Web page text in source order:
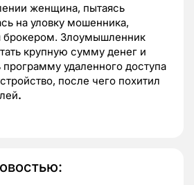
женщина, пытаясь
на уловку мошенника,
брокером. Злоумышленник
крупную сумму денег и
программу удаленного доступа
после чего похитил
.